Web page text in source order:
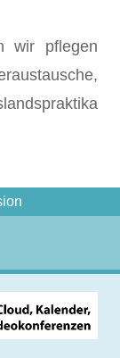
wir pflegen